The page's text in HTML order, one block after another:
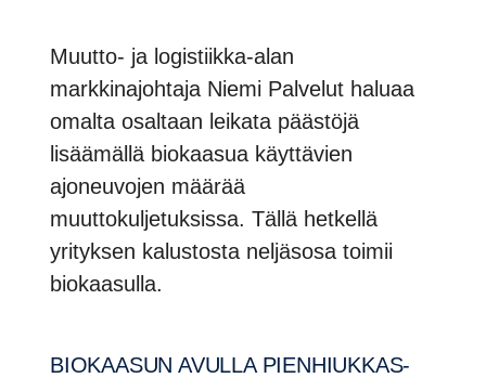
Muutto- ja logistiikka-alan
markkinajohtaja Niemi Palvelut haluaa
omalta osaltaan leikata päästöjä
lisäämällä biokaasua käyttävien
ajoneuvojen määrää
muuttokuljetuksissa. Tällä hetkellä
yrityksen kalustosta neljäsosa toimii
biokaasulla.
BIOKAASUN AVULLA PIENHIUK­KAS­